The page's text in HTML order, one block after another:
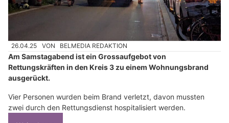
26.04.25 VON BELMEDIA REDAKTION
Am Samstagabend ist ein Grossaufgebot von
Rettungskräften in den Kreis 3 zu einem Wohnungsbrand
ausgerückt.
Vier Personen wurden beim Brand verletzt, davon mussten
zwei durch den Rettungsdienst hospitalisiert werden.